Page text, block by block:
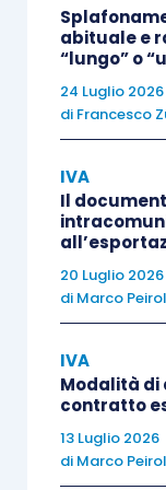
l’utilizzatore
bene ad un
mancato
(…)”.
Sotto il
vista
qualificabili
dell’ articolo
pertanto,
momento del
restando
viene
corrispettivo,
abituale e
“lungo” o
24 Luglio 2026
di Francesco
IVA
Il
20 Luglio 2026
di Marco
IVA
Modalità di
contratto
13 Luglio 2026
di Marco